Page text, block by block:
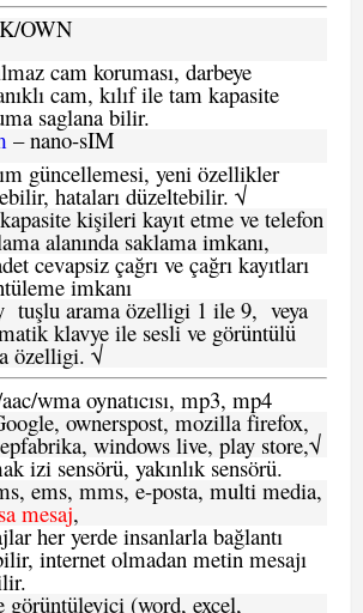
/OWN
cam koruması, darbeye
cam, kılıf ile tam kapasite
saglana bilir.
– nano-sIM
güncellemesi, yeni özellikler
hataları düzeltebilir. √
kişileri kayıt etme ve telefon
alanında saklama imkanı,
cevapsiz çağrı ve çağrı kayıtları
imkanı
tuşlu arama özelligi 1 ile 9, veya
klavye ile sesli ve görüntülü
özelligi. √
wma oynatıcısı, mp3, mp4
ownerspost, mozilla firefox,
windows live, play store,√
izi sensörü, yakınlık sensörü.
ems, mms, e-posta, multi media,
mesaj,
her yerde insanlarla bağlantı
internet olmadan metin mesajı
görüntüleyici (word, excel,